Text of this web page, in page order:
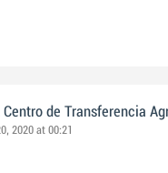
Centro de Transferencia
2020 at 00:21